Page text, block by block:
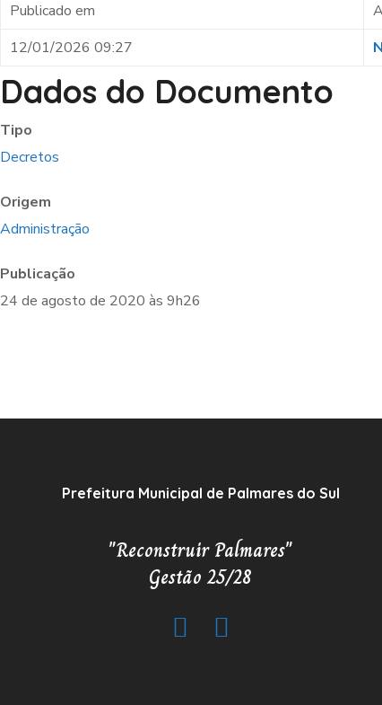
Publicado em
12/01/2026 09:27
Dados do Documento
Tipo
Decretos
Origem
Administração
Publicação
24 de agosto de 2020 às 9h26
Prefeitura Municipal de Palmares do Sul
"Reconstruir Palmares"
Gestão 25/28